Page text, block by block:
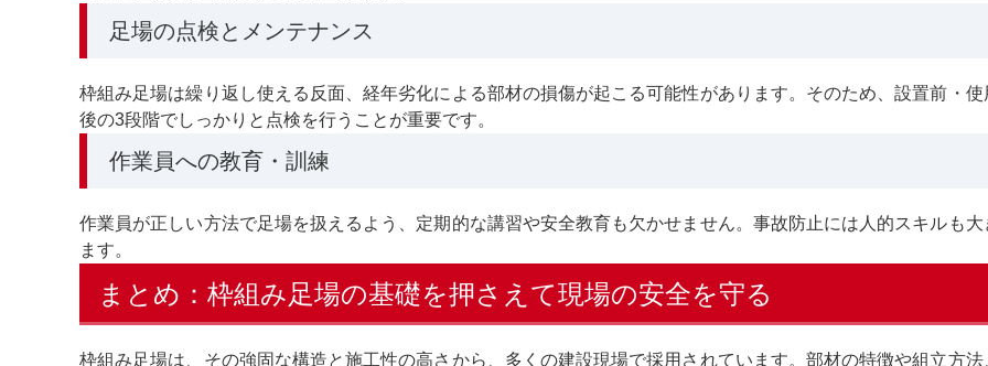
足場の点検とメンテナンス
枠組み足場は繰り返し使える反面、経年劣化による部材の損傷が起こる可能性があります。そのため、設置前・
後の3段階でしっかりと点検を行うことが重要です。
作業員への教育・訓練
作業員が正しい方法で足場を扱えるよう、定期的な講習や安全教育も欠かせません。事故防止には人的スキルも大
ます。
まとめ：枠組み足場の基礎を押さえて現場の安全を守る
枠組み足場は、その強固な構造と施工性の高さから、多くの建設現場で採用されています。部材の特徴や組立方